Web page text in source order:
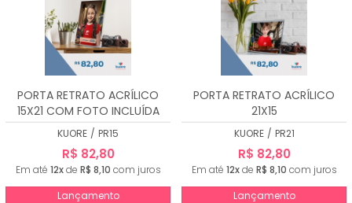
PORTA RETRATO ACRÍLICO
15X21 COM FOTO INCLUÍDA
KUORE / PR15
R$ 82,80
Em até 12xde R$ 8,10 com juros
Lançamento
PORTA RETRATO ACRÍLICO
21X15
KUORE / PR21
R$ 82,80
Em até 12xde R$ 8,10 com juros
Lançamento